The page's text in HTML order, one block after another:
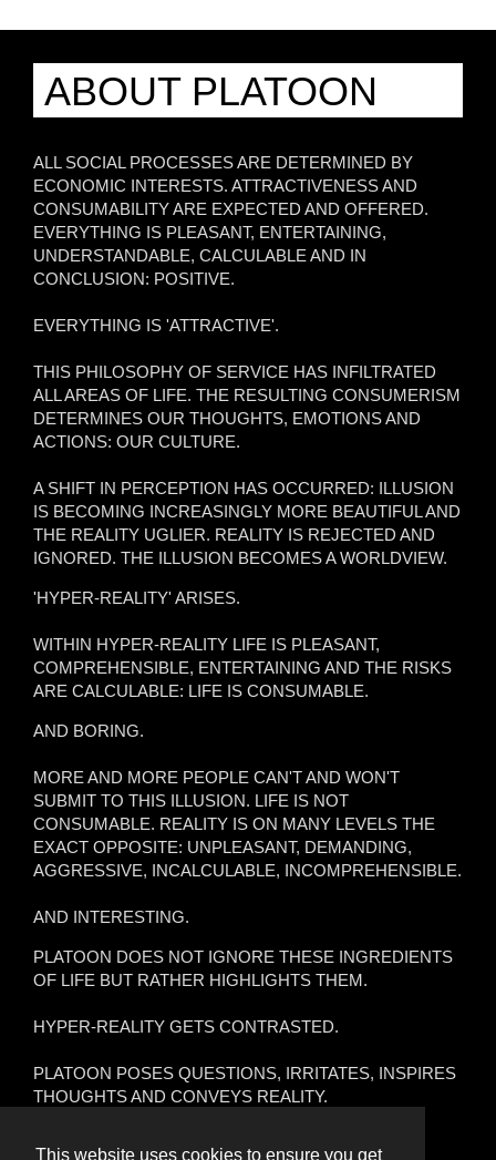
This website uses cookies to ensure you get
ABOUT PLATOON
ALL SOCIAL PROCESSES ARE DETERMINED BY
ECONOMIC INTERESTS. ATTRACTIVENESS AND
CONSUMABILITY ARE EXPECTED AND OFFERED.
EVERYTHING IS PLEASANT, ENTERTAINING,
UNDERSTANDABLE, CALCULABLE AND IN
CONCLUSION: POSITIVE.
EVERYTHING IS 'ATTRACTIVE'.
THIS PHILOSOPHY OF SERVICE HAS INFILTRATED
ALL AREAS OF LIFE. THE RESULTING CONSUMERISM
DETERMINES OUR THOUGHTS, EMOTIONS AND
ACTIONS: OUR CULTURE.
A SHIFT IN PERCEPTION HAS OCCURRED: ILLUSION
IS BECOMING INCREASINGLY MORE BEAUTIFUL AND
THE REALITY UGLIER. REALITY IS REJECTED AND
IGNORED. THE ILLUSION BECOMES A WORLDVIEW.
'HYPER-REALITY' ARISES.
WITHIN HYPER-REALITY LIFE IS PLEASANT,
COMPREHENSIBLE, ENTERTAINING AND THE RISKS
ARE CALCULABLE: LIFE IS CONSUMABLE.
AND BORING.
MORE AND MORE PEOPLE CAN'T AND WON'T
SUBMIT TO THIS ILLUSION. LIFE IS NOT
CONSUMABLE. REALITY IS ON MANY LEVELS THE
EXACT OPPOSITE: UNPLEASANT, DEMANDING,
AGGRESSIVE, INCALCULABLE, INCOMPREHENSIBLE.
AND INTERESTING.
PLATOON DOES NOT IGNORE THESE INGREDIENTS
OF LIFE BUT RATHER HIGHLIGHTS THEM.
HYPER-REALITY GETS CONTRASTED.
PLATOON POSES QUESTIONS, IRRITATES, INSPIRES
THOUGHTS AND CONVEYS REALITY.